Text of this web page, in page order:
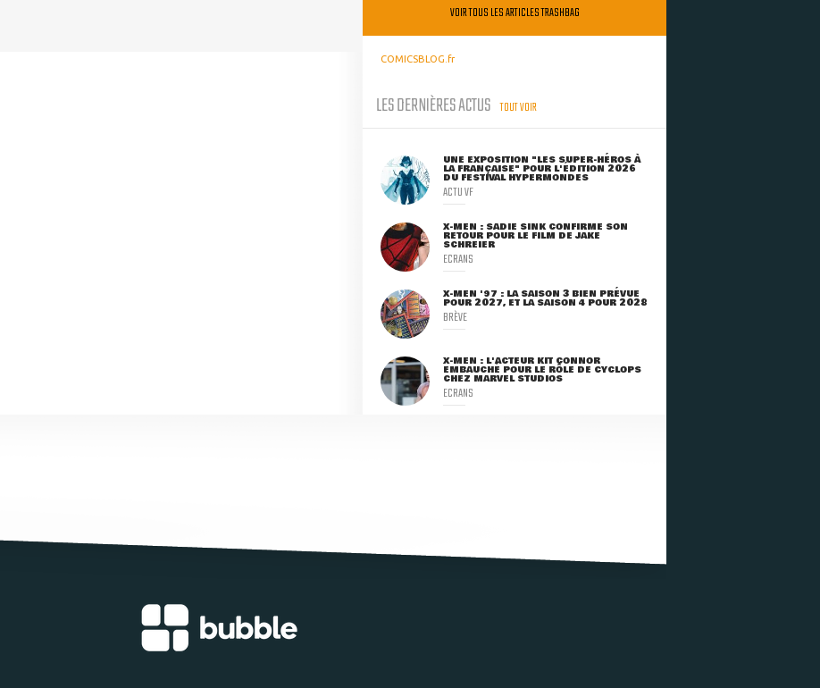
VOIR TOUS LES ARTICLES TRASHBAG
COMICSBLOG.fr
LES DERNIÈRES ACTUS TOUT VOIR
UNE EXPOSITION "LES SUPER-HÉROS À
LA FRANÇAISE" POUR L'ÉDITION 2026
DU FESTIVAL HYPERMONDES
ACTU VF
X-MEN : SADIE SINK CONFIRME SON
RETOUR POUR LE FILM DE JAKE
SCHREIER
ECRANS
X-MEN '97 : LA SAISON 3 BIEN PRÉVUE
POUR 2027, ET LA SAISON 4 POUR 2028
BRÈVE
X-MEN : L'ACTEUR KIT CONNOR
EMBAUCHÉ POUR LE RÔLE DE CYCLOPS
CHEZ MARVEL STUDIOS
ECRANS